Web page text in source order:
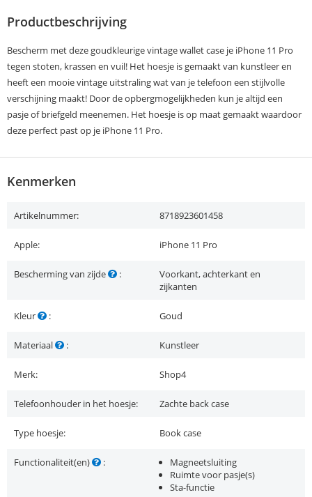
Productbeschrijving
Bescherm met deze goudkleurige vintage wallet case je iPhone 11 Pro
tegen stoten, krassen en vuil! Het hoesje is gemaakt van kunstleer en
heeft een mooie vintage uitstraling wat van je telefoon een stijlvolle
verschijning maakt! Door de opbergmogelijkheden kun je altijd een
pasje of briefgeld meenemen. Het hoesje is op maat gemaakt waardoor
deze perfect past op je iPhone 11 Pro.
Kenmerken
Artikelnummer: 8718923601458
Apple: iPhone 11 Pro
Bescherming van zijde :
Voorkant, achterkant en
zijkanten
Kleur : Goud
Materiaal : Kunstleer
Merk: Shop4
Telefoonhouder in het hoesje: Zachte back case
Type hoesje: Book case
Functionaliteit(en) :
Magneetsluiting
Ruimte voor pasje(s)
Sta-functie